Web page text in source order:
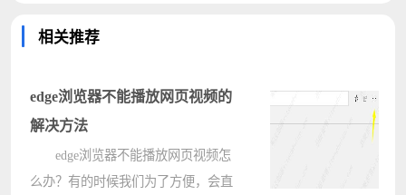
相关推荐
edge浏览器不能播放网页视频的
解决方法
edge浏览器不能播放网页视频怎
么办？有的时候我们为了方便，会直